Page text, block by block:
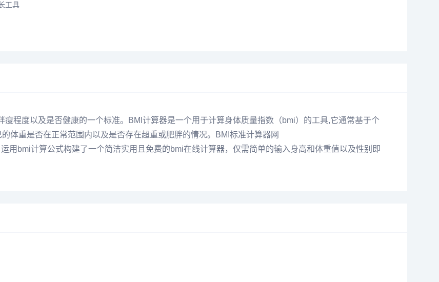
工具
程度以及是否健康的一个标准。BMI计算器是一个用于计算身体质量指数（bmi）的工具,它通常基于个
体重是否在正常范围内以及是否存在超重或肥胖的情况。BMI标准计算器网
用bmi计算公式构建了一个简洁实用且免费的bmi在线计算器，仅需简单的输入身高和体重值以及性别即